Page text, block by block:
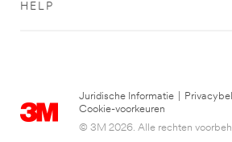
HELP
Juridische Informatie
Cookie-voorkeuren
© 3M 2026. Alle rechten